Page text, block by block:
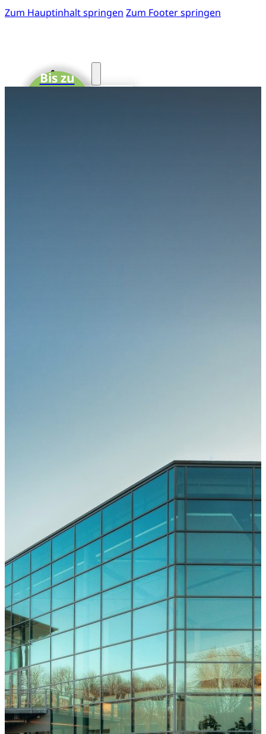
Zum Hauptinhalt springen Zum Footer springen
Start
Kongress
2027 in
Freiburg
Downloads
Kongressarchiv
Kongressort
OsnabrückHalle
Hotels
Bis zu
15 CME-